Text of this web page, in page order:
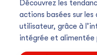
Découvrez les
actions basées sur les
utilisateur, grâce à
intégrée et alimentée